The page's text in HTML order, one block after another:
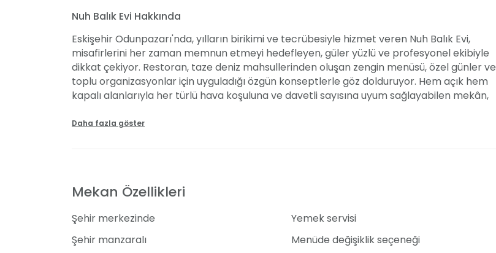
Nuh Balık Evi Hakkında
Eskişehir Odunpazarı'nda, yılların birikimi ve tecrübesiyle hizmet veren Nuh Balık Evi,
misafirlerini her zaman memnun etmeyi hedefleyen, güler yüzlü ve profesyonel ekibiyle
dikkat çekiyor. Restoran, taze deniz mahsullerinden oluşan zengin menüsü, özel günler ve
toplu organizasyonlar için uyguladığı özgün konseptlerle göz dolduruyor. Hem açık hem
kapalı alanlarıyla her türlü hava koşuluna ve davetli sayısına uyum sağlayabilen mekân,
gerçekleştirmelerine yardımcı oluyor.
Evi'nin menüsü, her damak zevkine hitap ediyor. Ana menüsünde çeşitli balıklar başta
şenlendiriyor. Göz alıcı sunumlar ve sıcak servis ile yemekler, lezzet şölenine dönüşüyor.
Daha fazla göster
Mekan Özellikleri
Şehir merkezinde
Şehir manzaralı
Yemek servisi
Menüde değişiklik seçeneği